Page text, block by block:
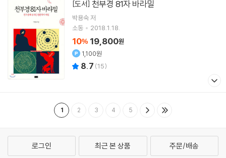
[도서] 천부경 81자 바라밀
박용숙저
소동
2018.1.18.
10% 19,800원
1,100원
8.7 (15)
1 2 3 4 5
로그인 최근 본 상품 주문/배송